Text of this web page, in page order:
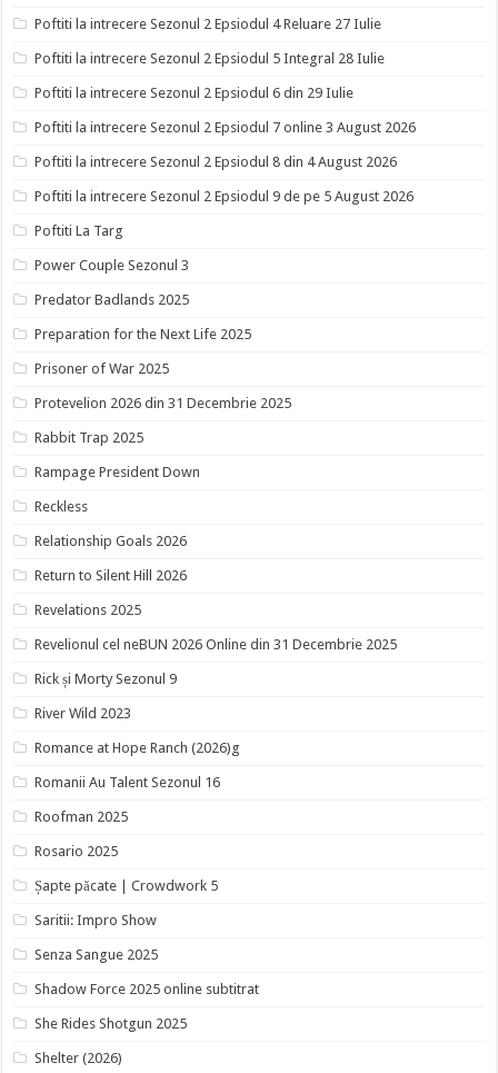
Poftiti la intrecere Sezonul 2 Epsiodul 4 Reluare 27 Iulie
Poftiti la intrecere Sezonul 2 Epsiodul 5 Integral 28 Iulie
Poftiti la intrecere Sezonul 2 Epsiodul 6 din 29 Iulie
Poftiti la intrecere Sezonul 2 Epsiodul 7 online 3 August 2026
Poftiti la intrecere Sezonul 2 Epsiodul 8 din 4 August 2026
Poftiti la intrecere Sezonul 2 Epsiodul 9 de pe 5 August 2026
Poftiti La Targ
Power Couple Sezonul 3
Predator Badlands 2025
Preparation for the Next Life 2025
Prisoner of War 2025
Protevelion 2026 din 31 Decembrie 2025
Rabbit Trap 2025
Rampage President Down
Reckless
Relationship Goals 2026
Return to Silent Hill 2026
Revelations 2025
Revelionul cel neBUN 2026 Online din 31 Decembrie 2025
Rick și Morty Sezonul 9
River Wild 2023
Romance at Hope Ranch (2026)g
Romanii Au Talent Sezonul 16
Roofman 2025
Rosario 2025
Șapte păcate | Crowdwork 5
Saritii: Impro Show
Senza Sangue 2025
Shadow Force 2025 online subtitrat
She Rides Shotgun 2025
Shelter (2026)